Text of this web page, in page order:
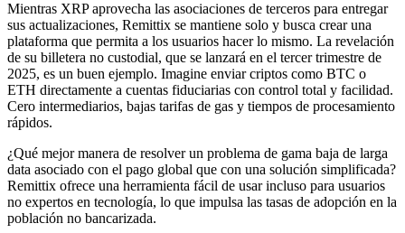
Mientras XRP aprovecha las asociaciones de terceros para entregar
sus actualizaciones, Remittix se mantiene solo y busca crear una
plataforma que permita a los usuarios hacer lo mismo. La revelación
de su billetera no custodial, que se lanzará en el tercer trimestre de
2025, es un buen ejemplo. Imagine enviar criptos como BTC o
ETH directamente a cuentas fiduciarias con control total y facilidad.
Cero intermediarios, bajas tarifas de gas y tiempos de procesamiento
rápidos.
¿Qué mejor manera de resolver un problema de gama baja de larga
data asociado con el pago global que con una solución simplificada?
Remittix ofrece una herramienta fácil de usar incluso para usuarios
no expertos en tecnología, lo que impulsa las tasas de adopción en la
población no bancarizada.